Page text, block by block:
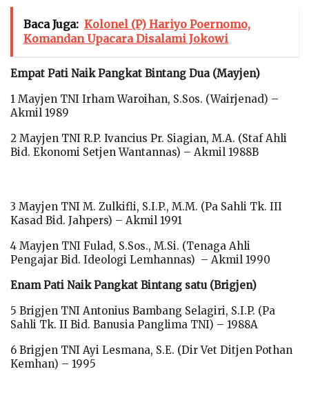
Baca Juga: Kolonel (P) Hariyo Poernomo,
Komandan Upacara Disalami Jokowi
Empat Pati Naik Pangkat Bintang Dua (Mayjen)
1 Mayjen TNI Irham Waroihan, S.Sos. (Wairjenad) –
Akmil 1989
2 Mayjen TNI R.P. Ivancius Pr. Siagian, M.A. (Staf Ahli
Bid. Ekonomi Setjen Wantannas) – Akmil 1988B
3 Mayjen TNI M. Zulkifli, S.I.P., M.M. (Pa Sahli Tk. III
Kasad Bid. Jahpers) – Akmil 1991
4 Mayjen TNI Fulad, S.Sos., M.Si. (Tenaga Ahli
Pengajar Bid. Ideologi Lemhannas) – Akmil 1990
Enam Pati Naik Pangkat Bintang satu (Brigjen)
5 Brigjen TNI Antonius Bambang Selagiri, S.I.P. (Pa
Sahli Tk. II Bid. Banusia Panglima TNI) – 1988A
6 Brigjen TNI Ayi Lesmana, S.E. (Dir Vet Ditjen Pothan
Kemhan) – 1995